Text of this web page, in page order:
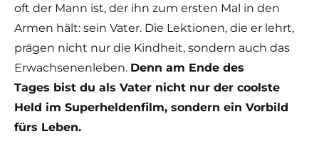
oft der Mann ist, der ihn zum ersten Mal in den
Armen hält: sein Vater. Die Lektionen, die er lehrt,
prägen nicht nur die Kindheit, sondern auch das
Erwachsenenleben. Denn am Ende des
Tages bist du als Vater nicht nur der coolste
Held im Superheldenfilm, sondern ein Vorbild
fürs Leben.